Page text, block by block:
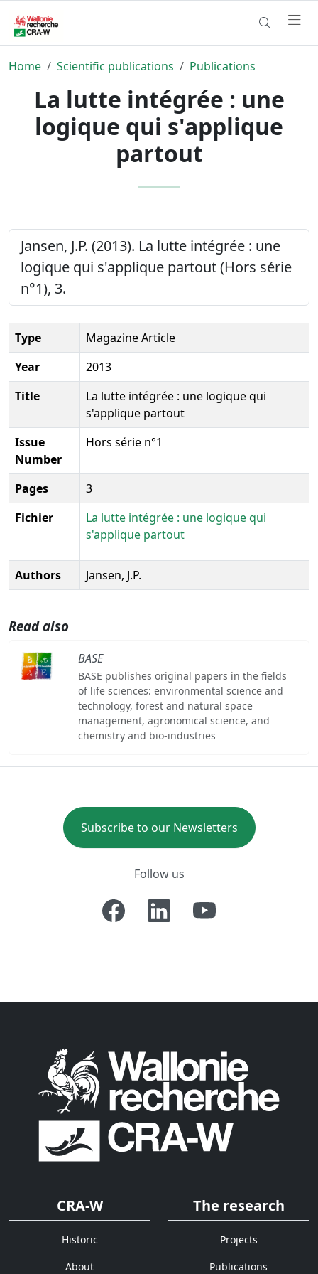
Home Scientific publications Publications
La lutte intégrée : une
logique qui s'applique
partout
Jansen, J.P. (2013). La lutte intégrée : une
logique qui s'applique partout (Hors série
n°1), 3.
Type
Magazine Article
Year
2013
Title
La lutte intégrée : une logique qui
s'applique partout
Issue
Number
Hors série n°1
Pages
3
Fichier
La lutte intégrée : une logique qui
s'applique partout
Authors Jansen, J.P.
Read also
BASE
BASE publishes original papers in the fields
of life sciences: environmental science and
technology, forest and natural space
management, agronomical science, and
chemistry and bio-industries
Subscribe to our Newsletters
Follow us
CRA-W
Historic
About
The research
Projects
Publications